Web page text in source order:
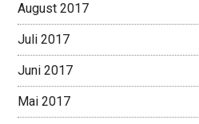
August 2017
Juli 2017
Juni 2017
Mai 2017